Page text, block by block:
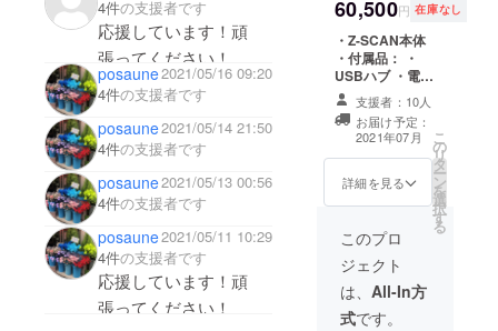
4件の支援者です
応援しています！頑
張ってください！
posaune2021/05/16 09:20
4件の支援者です
posaune2021/05/14 21:50
4件の支援者です
posaune2021/05/13 00:56
4件の支援者です
posaune2021/05/11 10:29
4件の支援者です
応援しています！頑
張ってください！
開していま
す。
送予定
60,500円 在庫なし
・Z-SCAN本体
・付属品： ・
USBハブ ・電源
アダプタ ・製品
説明書 ・Z-
SCANソフト
ウェア（USBメ
モリにて） 希望
小売価格：税別
99,800円 送料：
ジェクト終了後
１か月以内に発
送予定
支援者：10人
お届け予定：
2021年07月
詳細を見る
こ
の
リ
タ
ー
ン
を
選
択
す
る
このプロ
ジェクト
は、 All-In方
式です。